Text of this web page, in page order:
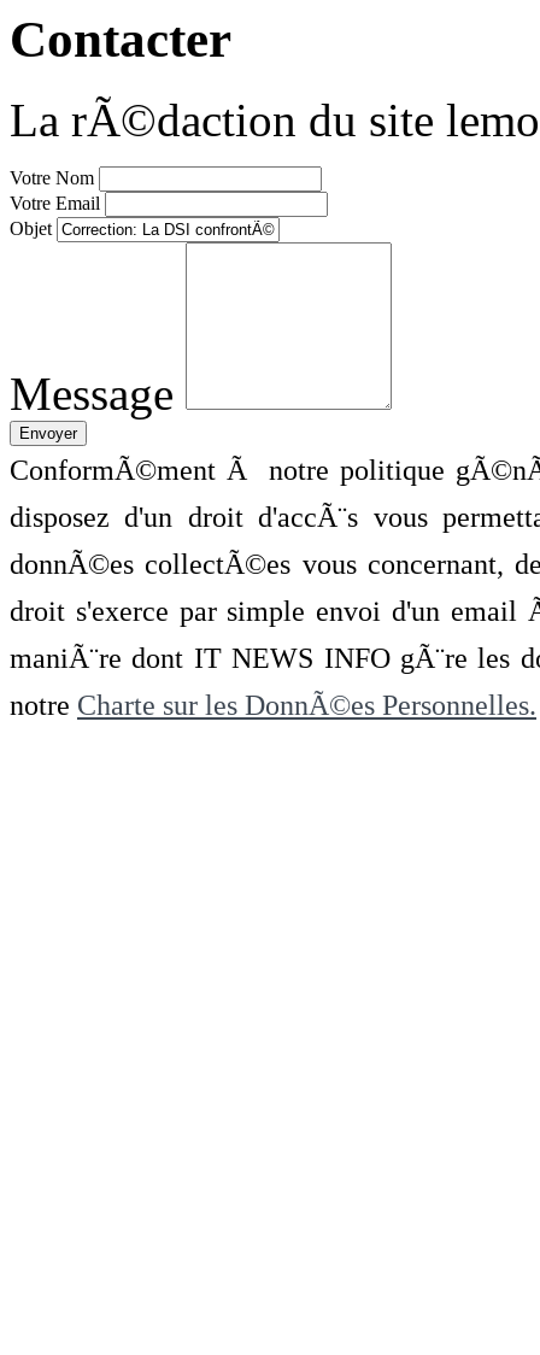
Contacter
La rÃ©daction du site
Votre Nom
Votre Email
Objet
Message
ConformÃ©ment Ã notre politique
disposez d'un droit d'accÃ¨s vous
donnÃ©es collectÃ©es vous concernant,
droit s'exerce par simple envoi d'un
maniÃ¨re dont IT NEWS INFO gÃ¨re les
notre Charte sur les DonnÃ©es Personnelles.